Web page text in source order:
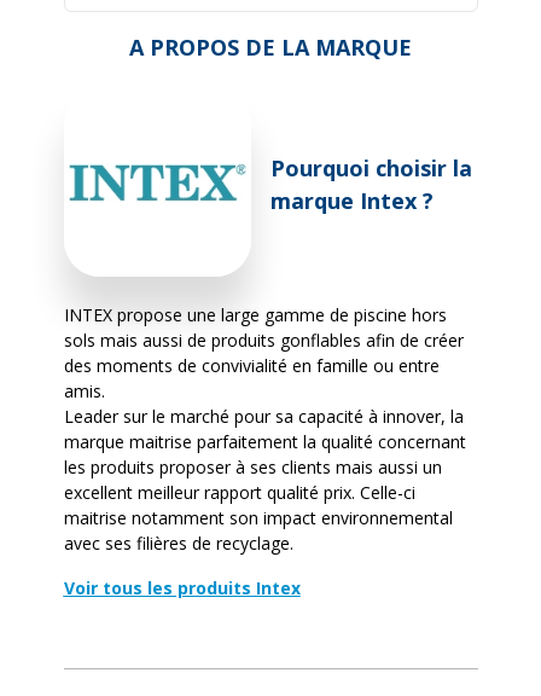
Type de traitement
Sans traitement d'origine
41.1
Poids en eau
Garantie fournisseur 2 ans
A PROPOS DE LA MARQUE
Pourquoi choisir la
marque Intex ?
INTEX propose une large gamme de piscine hors
sols mais aussi de produits gonflables afin de créer
des moments de convivialité en famille ou entre
amis.
Leader sur le marché pour sa capacité à innover, la
marque maitrise parfaitement la qualité concernant
les produits proposer à ses clients mais aussi un
excellent meilleur rapport qualité prix. Celle-ci
maitrise notamment son impact environnemental
avec ses filières de recyclage.
Voir tous les produits Intex